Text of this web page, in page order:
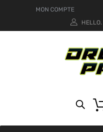
MON COMPTE
HELLO.